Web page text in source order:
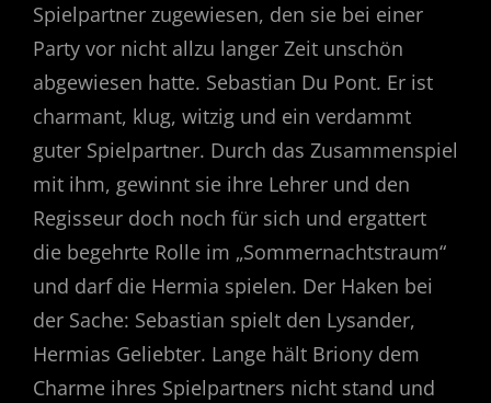
Spielpartner zugewiesen, den sie bei einer
Party vor nicht allzu langer Zeit unschön
abgewiesen hatte. Sebastian Du Pont. Er ist
charmant, klug, witzig und ein verdammt
guter Spielpartner. Durch das Zusammenspiel
mit ihm, gewinnt sie ihre Lehrer und den
Regisseur doch noch für sich und ergattert
die begehrte Rolle im „Sommernachtstraum“
und darf die Hermia spielen. Der Haken bei
der Sache: Sebastian spielt den Lysander,
Hermias Geliebter. Lange hält Briony dem
Charme ihres Spielpartners nicht stand und